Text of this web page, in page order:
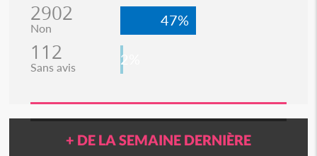
2902
Non 47%
112
Sans avis 2%
+ DE LA SEMAINE DERNIÈRE